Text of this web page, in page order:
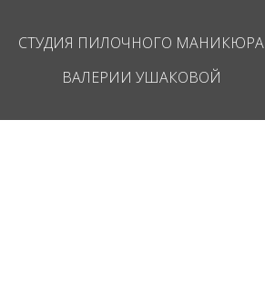
СТУДИЯ ПИЛОЧНОГО МАНИКЮРА
ВАЛЕРИИ УШАКОВОЙ